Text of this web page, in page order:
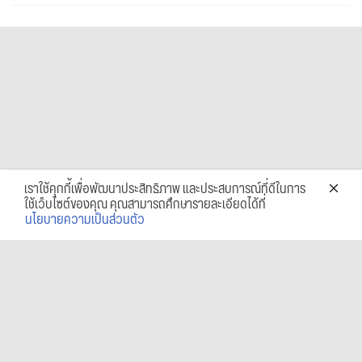
เราใช้คุกกี้เพื่อพัฒนาประสิทธิภาพ และประสบการณ์ที่ดีในการ
ใช้เว็บไซต์ของคุณ คุณสามารถศึกษารายละเอียดได้ที่
นโยบายความเป็นส่วนตัว